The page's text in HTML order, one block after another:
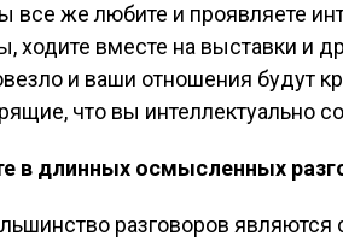
все же любите и проявляете
ходите вместе на выставки и
и ваши отношения будут
в длинных осмысленных
разговоров являются